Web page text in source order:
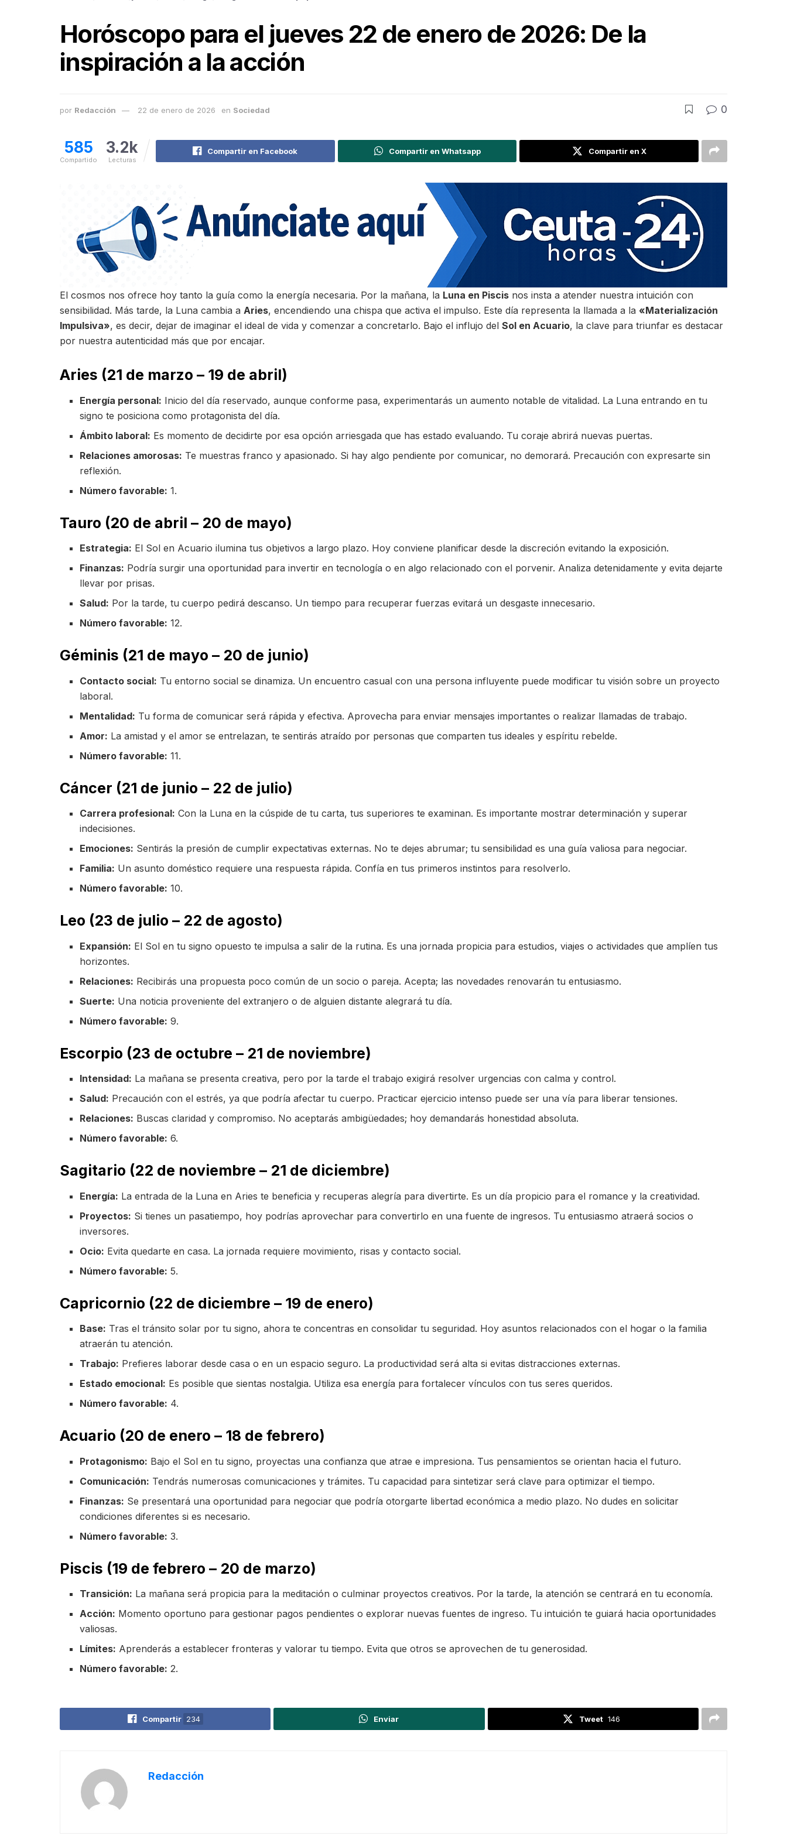
Horóscopo para el jueves 22 de enero de 2026: De la
inspiración a la acción
por Redacción 22 de enero de 2026 en Sociedad 0
585
Compartido
3.2k
Lecturas
Compartir en Facebook Compartir en Whatsapp Compartir en X
El cosmos nos ofrece hoy tanto la guía como la energía necesaria. Por la mañana, la Luna en Piscis nos insta a atender nuestra intuición con
sensibilidad. Más tarde, la Luna cambia a Aries, encendiendo una chispa que activa el impulso. Este día representa la llamada a la «Materialización
Impulsiva», es decir, dejar de imaginar el ideal de vida y comenzar a concretarlo. Bajo el influjo del Sol en Acuario, la clave para triunfar es destacar
por nuestra autenticidad más que por encajar.
Aries (21 de marzo – 19 de abril)
Energía personal: Inicio del día reservado, aunque conforme pasa, experimentarás un aumento notable de vitalidad. La Luna entrando en tu
signo te posiciona como protagonista del día.
Ámbito laboral: Es momento de decidirte por esa opción arriesgada que has estado evaluando. Tu coraje abrirá nuevas puertas.
Relaciones amorosas: Te muestras franco y apasionado. Si hay algo pendiente por comunicar, no demorará. Precaución con expresarte sin
reflexión.
Número favorable: 1.
Tauro (20 de abril – 20 de mayo)
Estrategia: El Sol en Acuario ilumina tus objetivos a largo plazo. Hoy conviene planificar desde la discreción evitando la exposición.
Finanzas: Podría surgir una oportunidad para invertir en tecnología o en algo relacionado con el porvenir. Analiza detenidamente y evita dejarte
llevar por prisas.
Salud: Por la tarde, tu cuerpo pedirá descanso. Un tiempo para recuperar fuerzas evitará un desgaste innecesario.
Número favorable: 12.
Géminis (21 de mayo – 20 de junio)
Contacto social: Tu entorno social se dinamiza. Un encuentro casual con una persona influyente puede modificar tu visión sobre un proyecto
laboral.
Mentalidad: Tu forma de comunicar será rápida y efectiva. Aprovecha para enviar mensajes importantes o realizar llamadas de trabajo.
Amor: La amistad y el amor se entrelazan, te sentirás atraído por personas que comparten tus ideales y espíritu rebelde.
Número favorable: 11.
Cáncer (21 de junio – 22 de julio)
Carrera profesional: Con la Luna en la cúspide de tu carta, tus superiores te examinan. Es importante mostrar determinación y superar
indecisiones.
Emociones: Sentirás la presión de cumplir expectativas externas. No te dejes abrumar; tu sensibilidad es una guía valiosa para negociar.
Familia: Un asunto doméstico requiere una respuesta rápida. Confía en tus primeros instintos para resolverlo.
Número favorable: 10.
Leo (23 de julio – 22 de agosto)
Expansión: El Sol en tu signo opuesto te impulsa a salir de la rutina. Es una jornada propicia para estudios, viajes o actividades que amplíen tus
horizontes.
Relaciones: Recibirás una propuesta poco común de un socio o pareja. Acepta; las novedades renovarán tu entusiasmo.
Suerte: Una noticia proveniente del extranjero o de alguien distante alegrará tu día.
Número favorable: 9.
Escorpio (23 de octubre – 21 de noviembre)
Intensidad: La mañana se presenta creativa, pero por la tarde el trabajo exigirá resolver urgencias con calma y control.
Salud: Precaución con el estrés, ya que podría afectar tu cuerpo. Practicar ejercicio intenso puede ser una vía para liberar tensiones.
Relaciones: Buscas claridad y compromiso. No aceptarás ambigüedades; hoy demandarás honestidad absoluta.
Número favorable: 6.
Sagitario (22 de noviembre – 21 de diciembre)
Energía: La entrada de la Luna en Aries te beneficia y recuperas alegría para divertirte. Es un día propicio para el romance y la creatividad.
Proyectos: Si tienes un pasatiempo, hoy podrías aprovechar para convertirlo en una fuente de ingresos. Tu entusiasmo atraerá socios o
inversores.
Ocio: Evita quedarte en casa. La jornada requiere movimiento, risas y contacto social.
Número favorable: 5.
Capricornio (22 de diciembre – 19 de enero)
Base: Tras el tránsito solar por tu signo, ahora te concentras en consolidar tu seguridad. Hoy asuntos relacionados con el hogar o la familia
atraerán tu atención.
Trabajo: Prefieres laborar desde casa o en un espacio seguro. La productividad será alta si evitas distracciones externas.
Estado emocional: Es posible que sientas nostalgia. Utiliza esa energía para fortalecer vínculos con tus seres queridos.
Número favorable: 4.
Acuario (20 de enero – 18 de febrero)
Protagonismo: Bajo el Sol en tu signo, proyectas una confianza que atrae e impresiona. Tus pensamientos se orientan hacia el futuro.
Comunicación: Tendrás numerosas comunicaciones y trámites. Tu capacidad para sintetizar será clave para optimizar el tiempo.
Finanzas: Se presentará una oportunidad para negociar que podría otorgarte libertad económica a medio plazo. No dudes en solicitar
condiciones diferentes si es necesario.
Número favorable: 3.
Piscis (19 de febrero – 20 de marzo)
Transición: La mañana será propicia para la meditación o culminar proyectos creativos. Por la tarde, la atención se centrará en tu economía.
Acción: Momento oportuno para gestionar pagos pendientes o explorar nuevas fuentes de ingreso. Tu intuición te guiará hacia oportunidades
valiosas.
Límites: Aprenderás a establecer fronteras y valorar tu tiempo. Evita que otros se aprovechen de tu generosidad.
Número favorable: 2.
Compartir 234 Enviar Tweet 146
Redacción